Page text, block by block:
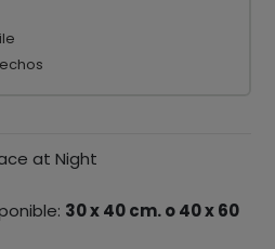
at Night
30 x 40 cm. o 40 x 60